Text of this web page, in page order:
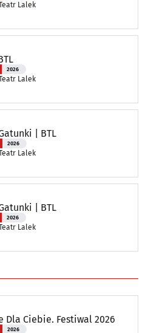
Lalek
2026
Lalek
| BTL
2026
Lalek
| BTL
2026
Lalek
Dla Ciebie. Festiwal 2026
2026